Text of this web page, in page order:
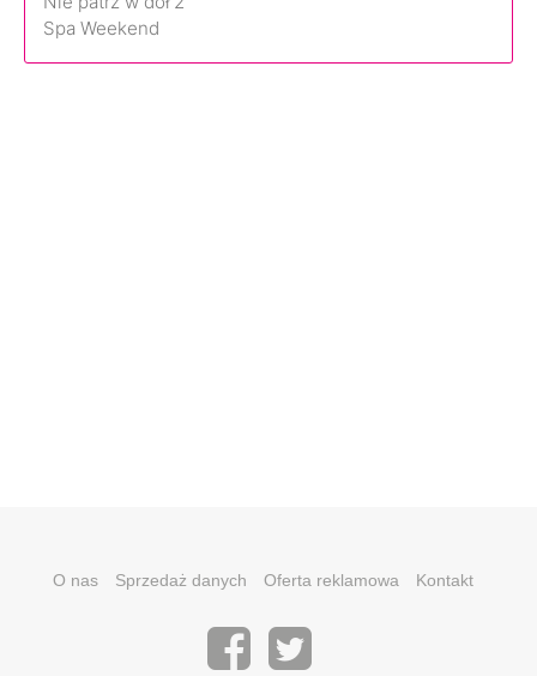
Spa Weekend
O nas Sprzedaż danych Oferta reklamowa Kontakt